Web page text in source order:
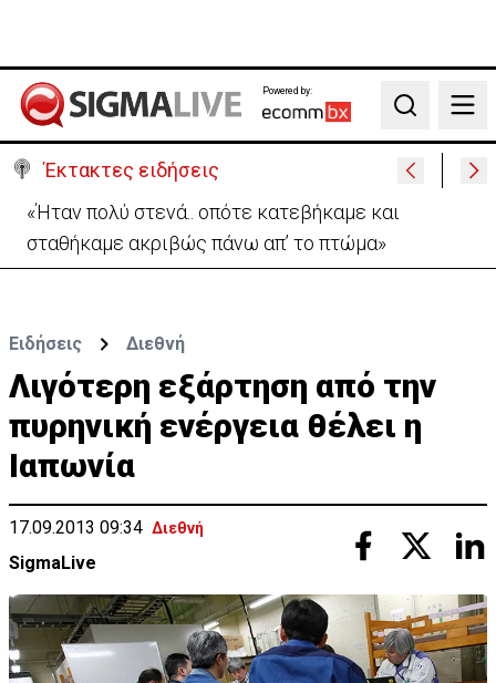
Powered by:
Search
Έκτακτες ειδήσεις
«Ήταν πολύ στενά.. οπότε κατεβήκαμε και
σταθήκαμε ακριβώς πάνω απ’ το πτώμα»
Ειδήσεις Διεθνή
Λιγότερη εξάρτηση από την
πυρηνική ενέργεια θέλει η
Ιαπωνία
17.09.2013 09:34 Διεθνή
SigmaLive